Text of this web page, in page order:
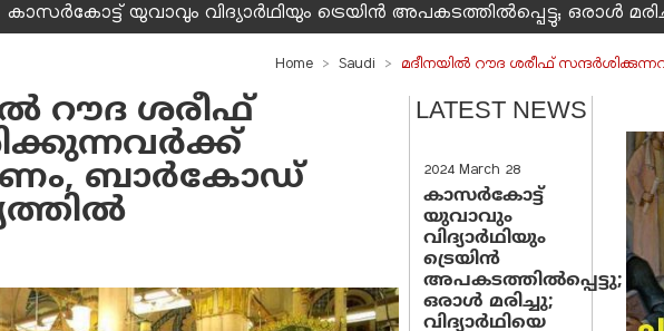
കാസർകോട്ട് യുവാവും വിദ്യാർഥിയും ട്രെയിൻ അപകടത്തിൽപ്പെട്ടു; ഒരാൾ
Home Saudi മദീനയിൽ റൗദ ശരീഫ്
റൗദ ശരീഫ്
ബാർകോഡ്
LATEST NEWS
2024 March 28
കാസർകോട്ട്
യുവാവും
വിദ്യാർഥിയും
ട്രെയിൻ
അപകടത്തിൽപ്പെട്ടു;
ഒരാൾ മരിച്ചു;
വിദ്യാർഥിയെ